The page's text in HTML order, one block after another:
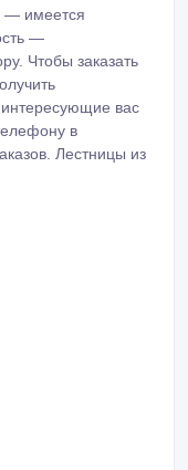
— имеется
—
Чтобы заказать
вас
в
Лестницы из